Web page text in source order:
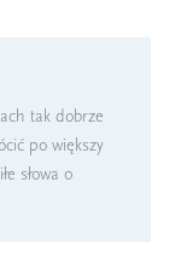
tak dobrze
po większy
słowa o